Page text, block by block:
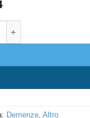
quantità
Demenze, Altro